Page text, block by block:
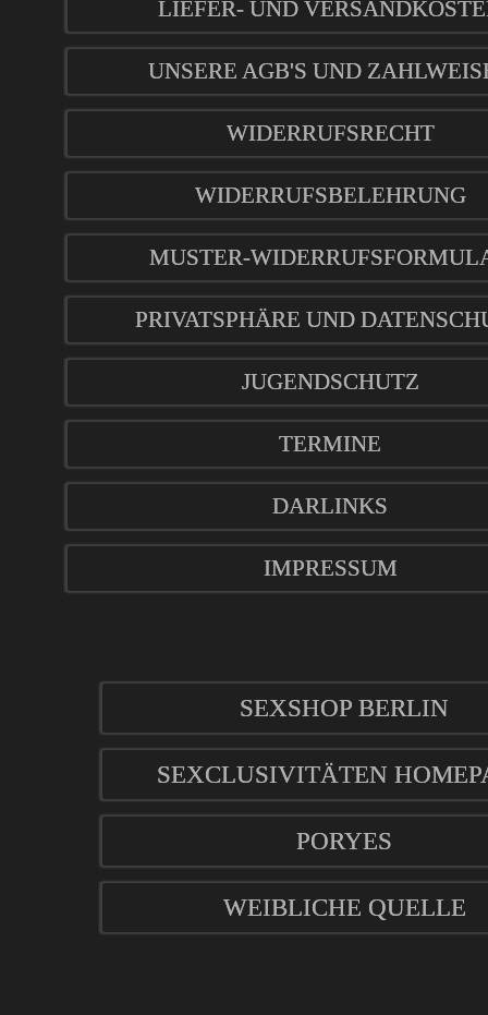
LIEFER- UND
UNSERE AGB'S UND
WIDERRUFSRECHT
WIDERRUFSBELEHRUNG
MUSTER-
PRIVATSPHÄRE UND
JUGENDSCHUTZ
TERMINE
DARLINKS
IMPRESSUM
SEXSHOP BERLIN
SEXCLUSIVITÄTEN
PORYES
WEIBLICHE QUELLE